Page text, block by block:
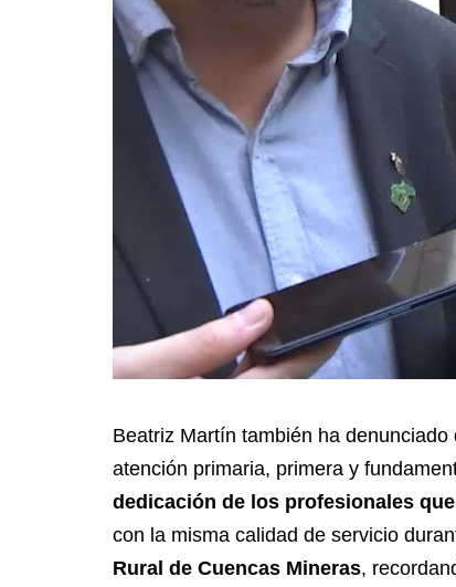
Beatriz Martín también ha
atención primaria, primera y
dedicación de los profesionales
con la misma calidad de servicio
Rural de Cuencas Mineras,